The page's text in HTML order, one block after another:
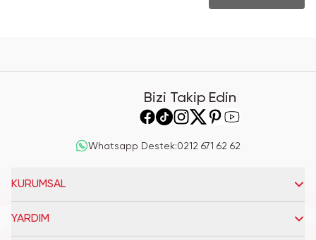
Bizi Takip Edin
Whatsapp Destek:0212 671 62 62
KURUMSAL
YARDIM